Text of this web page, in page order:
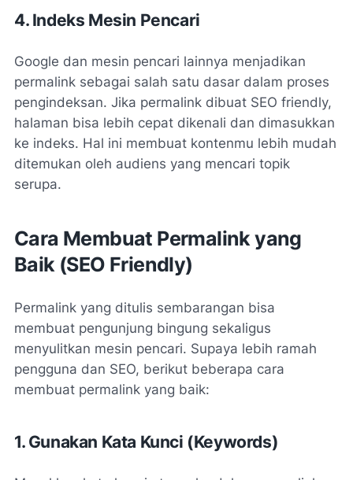
4. Indeks Mesin Pencari
Google dan mesin pencari lainnya menjadikan
permalink sebagai salah satu dasar dalam proses
pengindeksan. Jika permalink dibuat SEO friendly,
halaman bisa lebih cepat dikenali dan dimasukkan
ke indeks. Hal ini membuat kontenmu lebih mudah
ditemukan oleh audiens yang mencari topik
serupa.
Cara Membuat Permalink yang
Baik (SEO Friendly)
Permalink yang ditulis sembarangan bisa
membuat pengunjung bingung sekaligus
menyulitkan mesin pencari. Supaya lebih ramah
pengguna dan SEO, berikut beberapa cara
membuat permalink yang baik:
1. Gunakan Kata Kunci (Keywords)